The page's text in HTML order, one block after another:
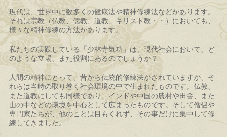
現代は、世界中に数多くの健康法や精神修練法などがあります。
それは宗教（仏教、儒教、道教、キリスト教・・）においても、
様々な精神修練の方法があります。
私たちの実践している「少林寺気功」は、現代社会において、ど
のような立場、また役割にあるのでしょうか？
人間の精神にとって、昔から伝統的修練法がされていますが、そ
れらは当時の取り巻く社会環境の中で生まれたものです。仏教、
また道教にしても同様であり、インドや中国の農村や田舎、また
山の中などの環境を中心として広まったものです。そして僧侶や
専門家たちが、他のことは目もくれず、その事だけに集中して修
練してきました。